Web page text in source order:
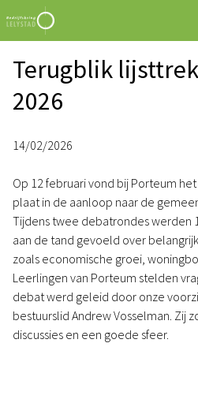
Terugblik
2026
14/02/2026
Op 12 februari vond bij Porteum
plaat in de aanloop naar de
Tijdens twee debatrondes werden
aan de tand gevoeld over
zoals economische groei,
Leerlingen van Porteum stelden
debat werd geleid door onze
bestuurslid Andrew Vosselman. Zij
discussies en een goede sfeer.